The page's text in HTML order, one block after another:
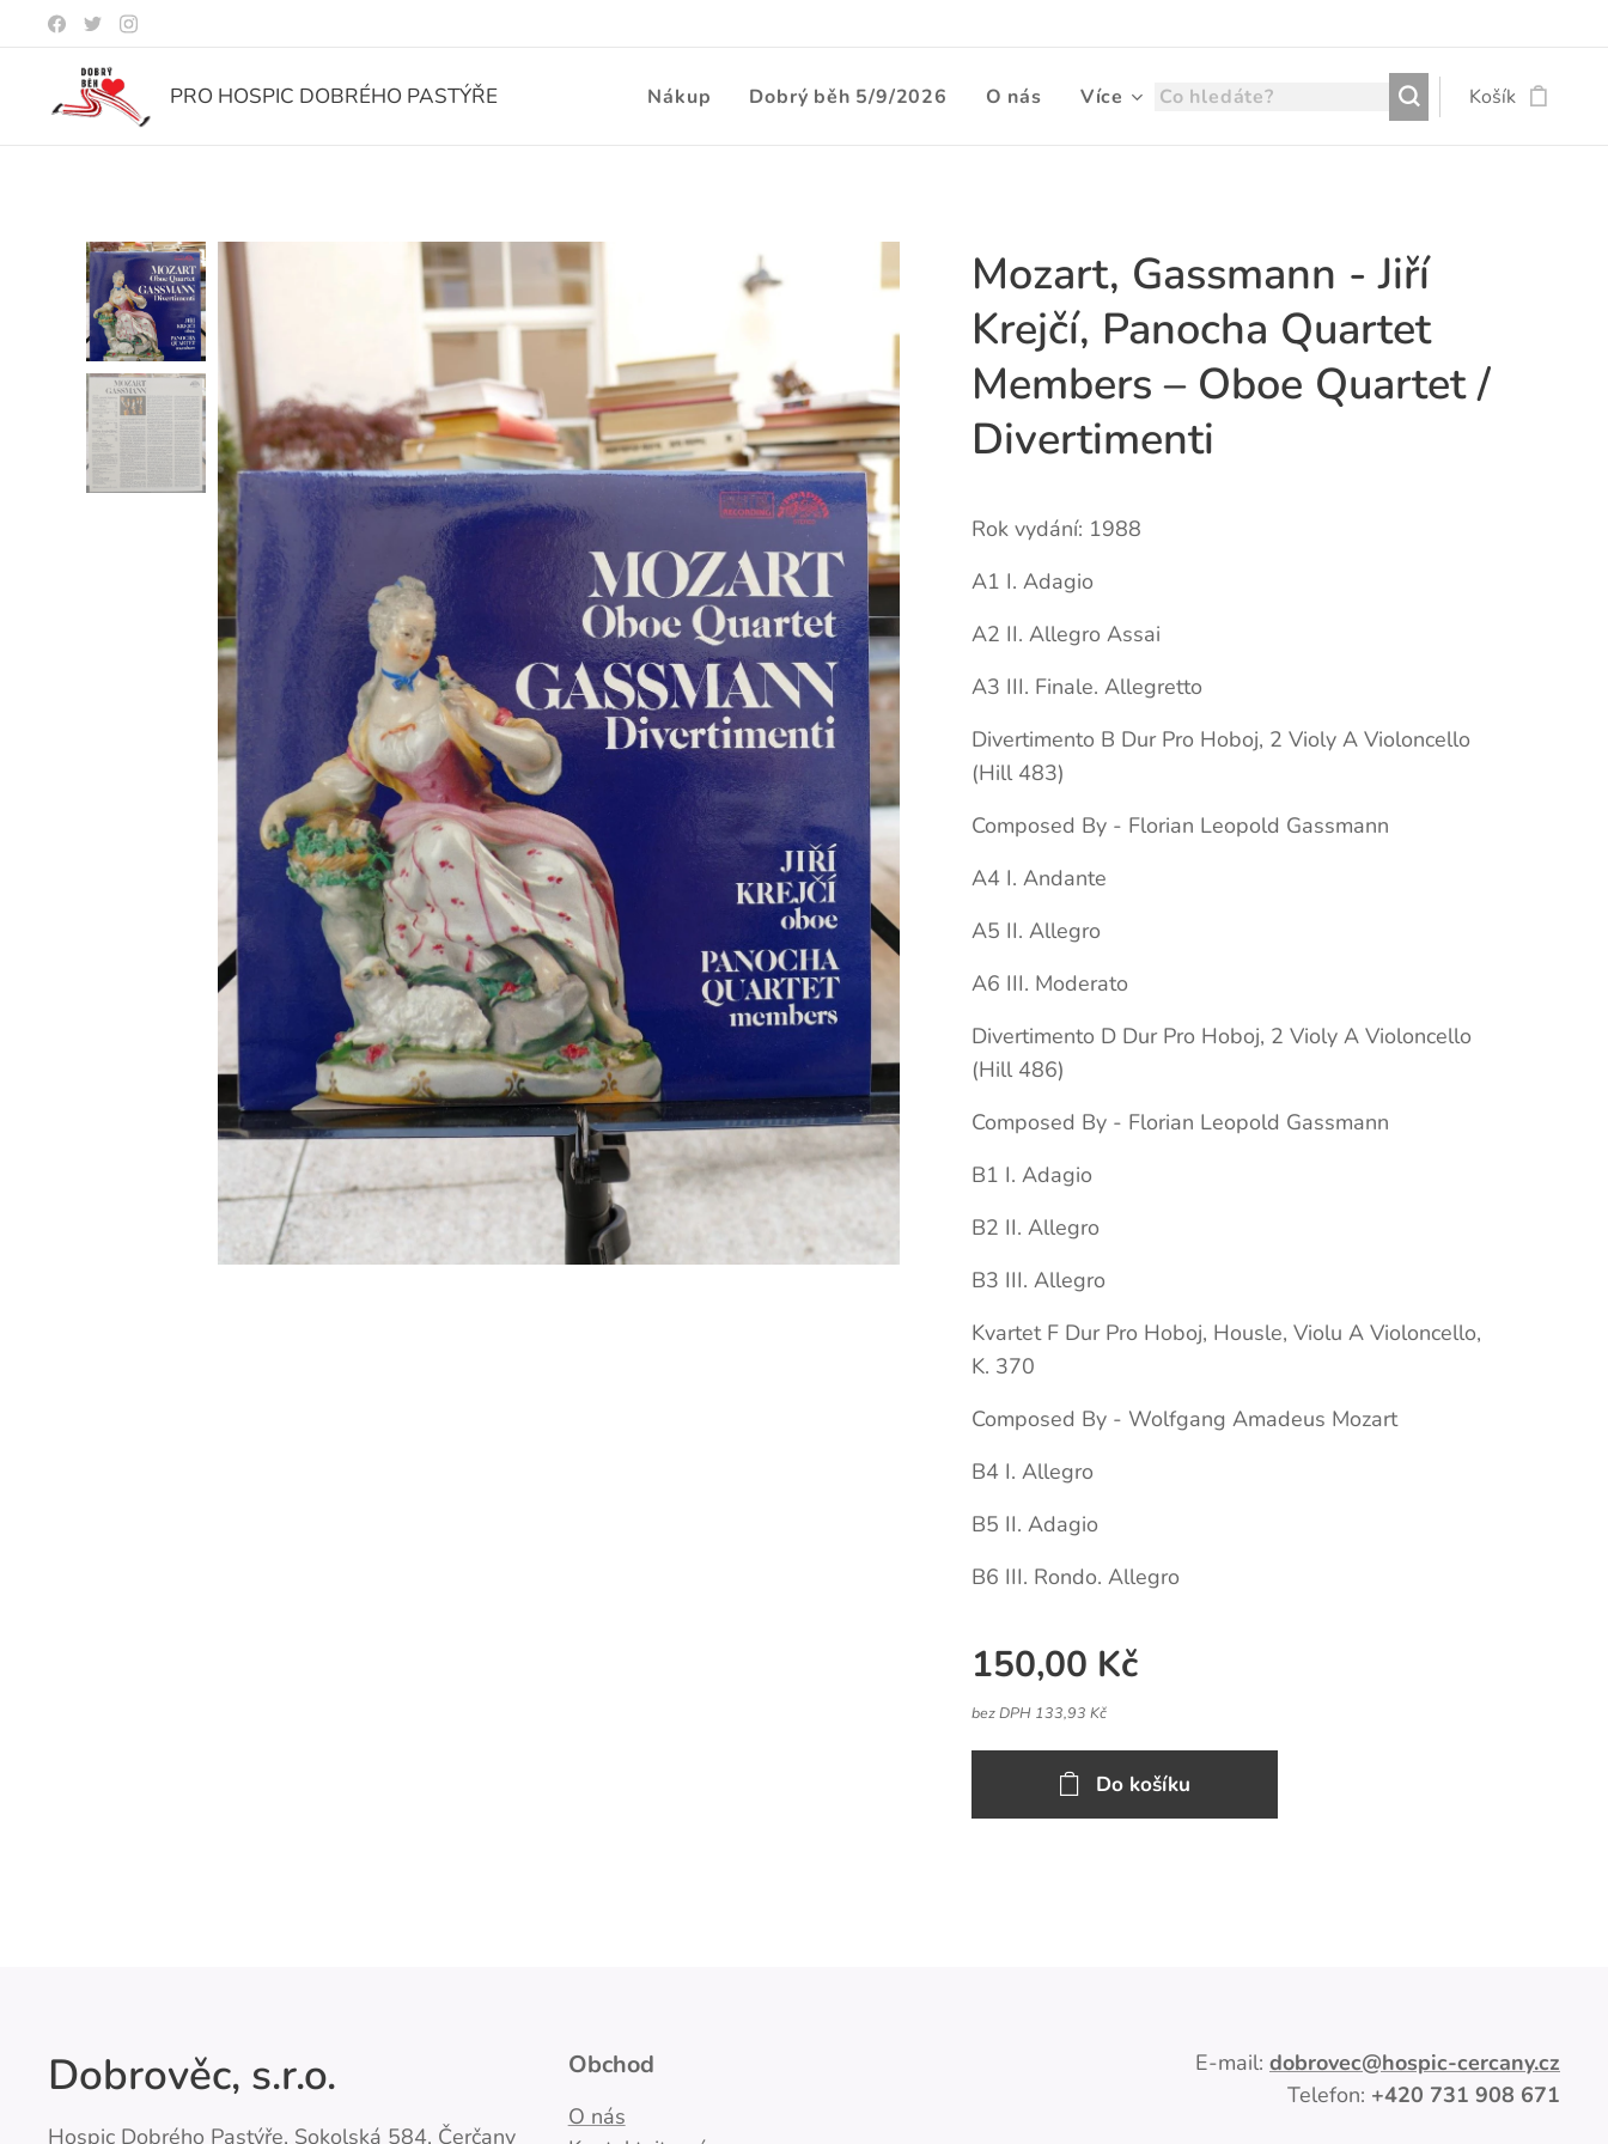
PRO HOSPIC DOBRÉHO PASTÝŘE Nákup Dobrý běh 5/9/2026 O nás Více Košík
Mozart, Gassmann - Jiří
Krejčí, Panocha Quartet
Members – Oboe Quartet /
Divertimenti
Rok vydání: 1988
A1 I. Adagio
A2 II. Allegro Assai
A3 III. Finale. Allegretto
Divertimento B Dur Pro Hoboj, 2 Violy A Violoncello
(Hill 483)
Composed By - Florian Leopold Gassmann
A4 I. Andante
A5 II. Allegro
A6 III. Moderato
Divertimento D Dur Pro Hoboj, 2 Violy A Violoncello
(Hill 486)
Composed By - Florian Leopold Gassmann
B1 I. Adagio
B2 II. Allegro
B3 III. Allegro
Kvartet F Dur Pro Hoboj, Housle, Violu A Violoncello,
K. 370
Composed By - Wolfgang Amadeus Mozart
B4 I. Allegro
B5 II. Adagio
B6 III. Rondo. Allegro
150,00 Kč
bez DPH 133,93 Kč
Do košíku
Dobrověc, s.r.o.
Hospic Dobrého Pastýře, Sokolská 584, Čerčany
Obchod
O nás
E-mail: dobrovec@hospic-cercany.cz
Telefon: +420 731 908 671